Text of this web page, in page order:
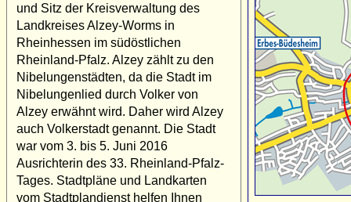
und Sitz der Kreisverwaltung des
Landkreises Alzey-Worms in
Rheinhessen im südöstlichen
Rheinland-Pfalz. Alzey zählt zu den
Nibelungenstädten, da die Stadt im
Nibelungenlied durch Volker von
Alzey erwähnt wird. Daher wird Alzey
auch Volkerstadt genannt. Die Stadt
war vom 3. bis 5. Juni 2016
Ausrichterin des 33. Rheinland-Pfalz-
Tages. Stadtpläne und Landkarten
vom Stadtplandienst helfen Ihnen